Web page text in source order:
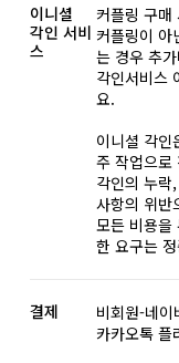
이니셜
각인 서비
스
커플링 구매
커플링이 아
는 경우 추
각인서비스
요.
이니셜 각인
주 작업으로
각인의 누락
사항의 위반
모든 비용을
한 요구는
결제
비회원-네
카카오톡 플